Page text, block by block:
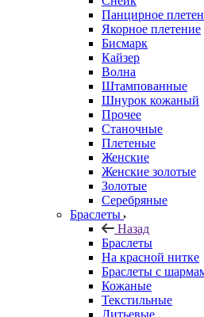
Панцирное
Якорное плетение
Бисмарк
Кайзер
Волна
Штампованные
Шнурок кожаный
Прочее
Станочные
Плетеные
Женские
Женские золотые
Золотые
Серебряные
Браслеты
Назад
Браслеты
На красной нитке
Браслеты с
Кожаные
Текстильные
Литьевые